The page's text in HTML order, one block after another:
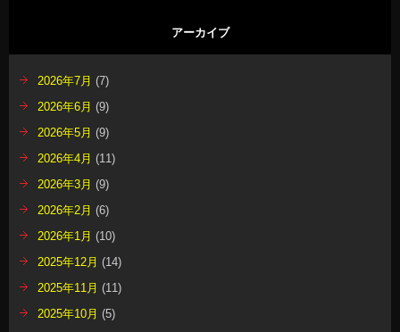
アーカイブ
2026年7月 (7)
2026年6月 (9)
2026年5月 (9)
2026年4月 (11)
2026年3月 (9)
2026年2月 (6)
2026年1月 (10)
2025年12月 (14)
2025年11月 (11)
2025年10月 (5)